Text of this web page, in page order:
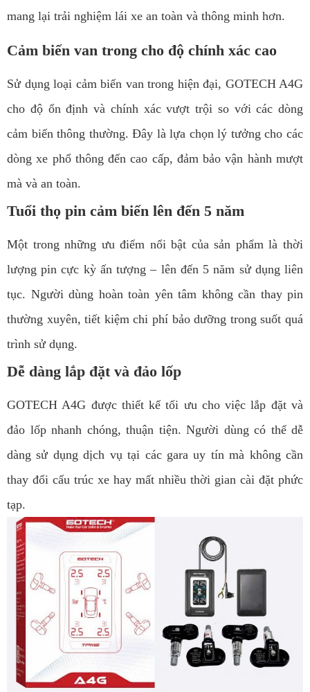
mang lại trải nghiệm lái xe an toàn và thông minh hơn.
Cảm biến van trong cho độ chính xác cao
Sử dụng loại cảm biến van trong hiện đại, GOTECH A4G
cho độ ổn định và chính xác vượt trội so với các dòng
cảm biến thông thường. Đây là lựa chọn lý tưởng cho các
dòng xe phổ thông đến cao cấp, đảm bảo vận hành mượt
mà và an toàn.
Tuổi thọ pin cảm biến lên đến 5 năm
Một trong những ưu điểm nổi bật của sản phẩm là thời
lượng pin cực kỳ ấn tượng – lên đến 5 năm sử dụng liên
tục. Người dùng hoàn toàn yên tâm không cần thay pin
thường xuyên, tiết kiệm chi phí bảo dưỡng trong suốt quá
trình sử dụng.
Dễ dàng lắp đặt và đảo lốp
GOTECH A4G được thiết kế tối ưu cho việc lắp đặt và
đảo lốp nhanh chóng, thuận tiện. Người dùng có thể dễ
dàng sử dụng dịch vụ tại các gara uy tín mà không cần
thay đổi cấu trúc xe hay mất nhiều thời gian cài đặt phức
tạp.